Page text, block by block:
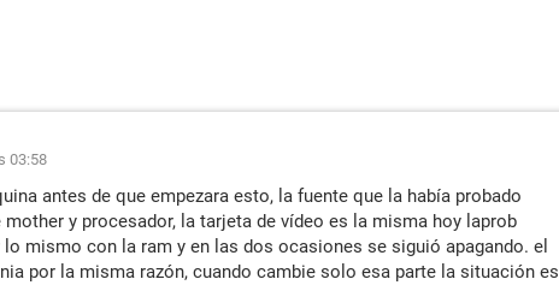
03:58
antes de que empezara esto, la fuente que la había probado
y procesador, la tarjeta de vídeo es la misma hoy laprob
lo mismo con la ram y en las dos ocasiones se siguió apagando. el
por la misma razón, cuando cambie solo esa parte la situación es